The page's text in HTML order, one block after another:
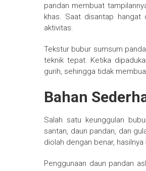
pandan membuat
khas. Saat disantap
aktivitas.
Tekstur bubur sumsum
teknik tepat. Ketika
gurih, sehingga tidak
Bahan
Salah satu keunggulan
santan, daun pandan, dan
diolah dengan benar,
Penggunaan daun pandan